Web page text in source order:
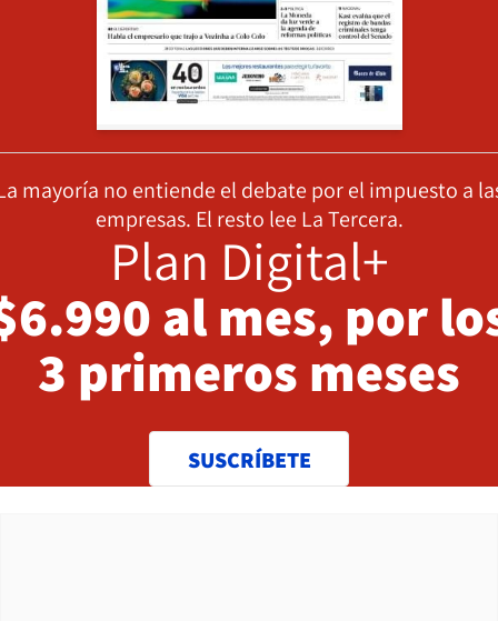
mayoría no entiende el debate por el impuesto a
empresas. El resto lee La Tercera.
Plan Digital+
al mes, por
3 primeros meses
SUSCRÍBETE